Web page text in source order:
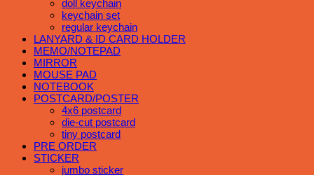
doll keychain
keychain set
regular keychain
LANYARD & ID CARD HOLDER
MEMO/NOTEPAD
MIRROR
MOUSE PAD
NOTEBOOK
POSTCARD/POSTER
4x6 postcard
die-cut postcard
tiny postcard
PRE ORDER
STICKER
jumbo sticker